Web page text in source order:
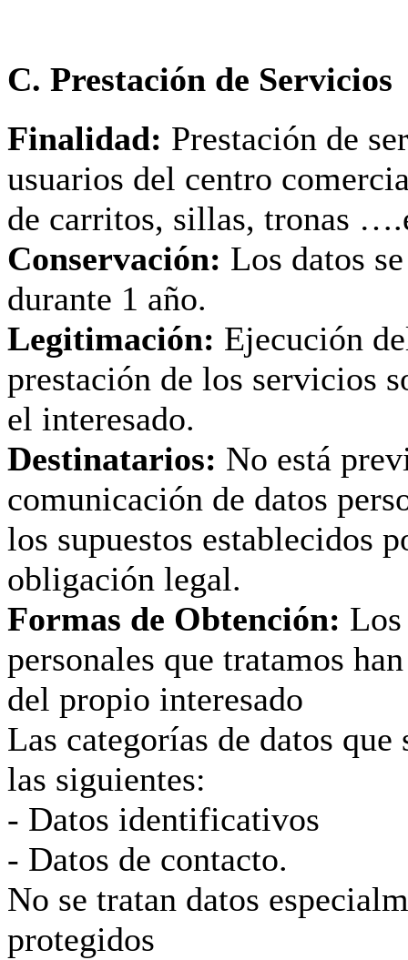
C. Prestación de Servicios
Finalidad: Prestación de
usuarios del centro
de carritos, sillas, tronas
Conservación: Los datos
durante 1 año.
Legitimación: Ejecución
prestación de los servicios
el interesado.
Destinatarios: No está
comunicación de datos
los supuestos establecidos
obligación legal.
Formas de Obtención:
personales que tratamos
del propio interesado
Las categorías de datos que
las siguientes:
- Datos identificativos
- Datos de contacto.
No se tratan datos
protegidos